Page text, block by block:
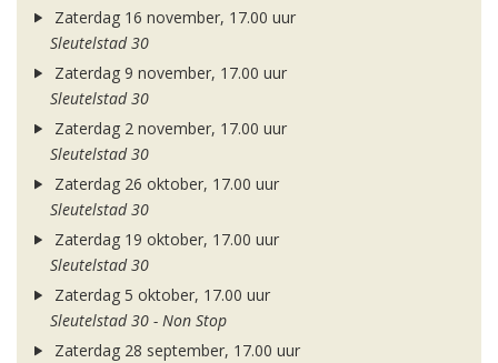
Zaterdag 16 november, 17.00 uur
Sleutelstad 30
Zaterdag 9 november, 17.00 uur
Sleutelstad 30
Zaterdag 2 november, 17.00 uur
Sleutelstad 30
Zaterdag 26 oktober, 17.00 uur
Sleutelstad 30
Zaterdag 19 oktober, 17.00 uur
Sleutelstad 30
Zaterdag 5 oktober, 17.00 uur
Sleutelstad 30 - Non Stop
Zaterdag 28 september, 17.00 uur